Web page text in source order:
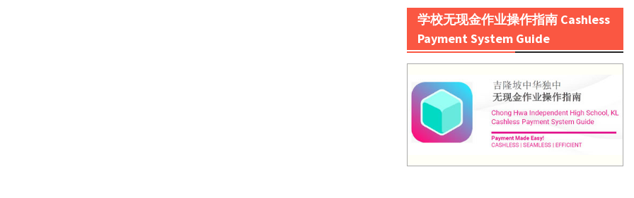
学校无现金作业操作指南 Cashless
Payment System Guide